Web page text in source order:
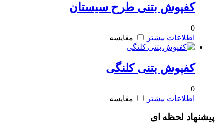
کفپوش بتنی طرح سیستان
0
اطلاعات بیشتر
مقایسه
کفپوش بتنی کلنگی
0
اطلاعات بیشتر
مقایسه
پیشنهاد لحظه ای